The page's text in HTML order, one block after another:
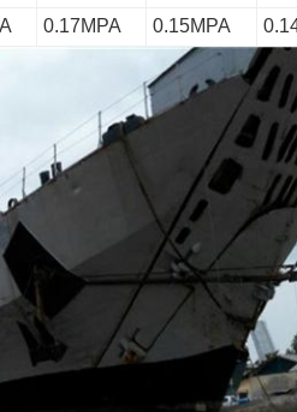
0.17MPA 0.15MPA